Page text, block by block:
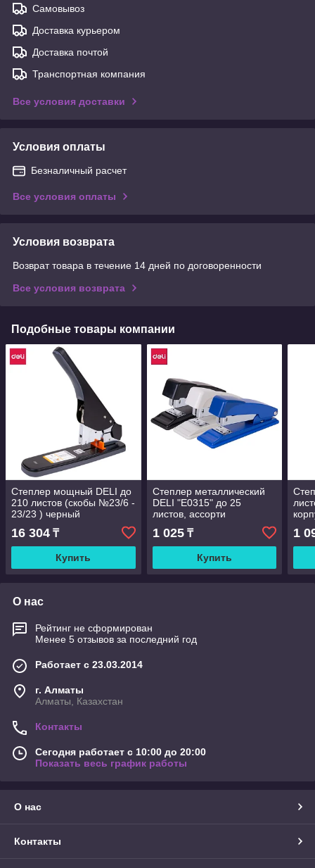
Самовывоз
Доставка курьером
Доставка почтой
Транспортная компания
Все условия доставки
Условия оплаты
Безналичный расчет
Все условия оплаты
Условия возврата
Возврат товара в течение 14 дней по договоренности
Все условия возврата
Подобные товары компании
Степлер мощный DELI до
210 листов (скобы №23/6 -
23/23 ) черный
16 304 ₸
Купить
Степлер металлический
DELI "Е0315" до 25
листов, ассорти
1 025₸
Купить
1
О нас
Рейтинг не сформирован
Менее 5 отзывов за последний год
Работает с 23.03.2014
г. Алматы
Алматы, Казахстан
Контакты
Сегодня работает с 10:00 до 20:00
Показать весь график работы
О нас
Контакты